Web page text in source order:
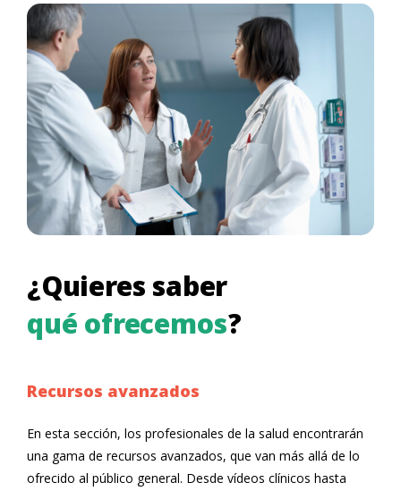
¿Quieres saber
qué ofrecemos?
Recursos avanzados
En esta sección, los profesionales de la salud encontrarán
una gama de recursos avanzados, que van más allá de lo
ofrecido al público general. Desde vídeos clínicos hasta